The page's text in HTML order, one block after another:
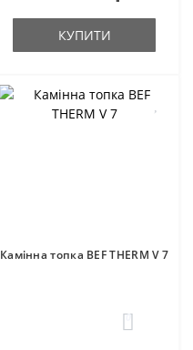
КУПИТИ
Камінна топка BEF THERM V 7
0